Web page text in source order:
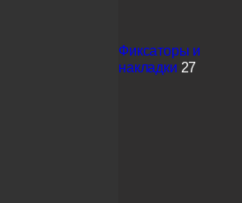
Фиксаторы и
накладки 27